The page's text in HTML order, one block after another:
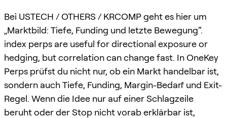
Bei USTECH / OTHERS / KRCOMP geht es hier um
„Marktbild: Tiefe, Funding und letzte Bewegung“.
index perps are useful for directional exposure or
hedging, but correlation can change fast. In OneKey
Perps prüfst du nicht nur, ob ein Markt handelbar ist,
sondern auch Tiefe, Funding, Margin-Bedarf und Exit-
Regel. Wenn die Idee nur auf einer Schlagzeile
beruht oder der Stop nicht vorab erklärbar ist,